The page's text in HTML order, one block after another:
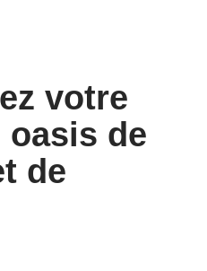
votre
oasis de
de